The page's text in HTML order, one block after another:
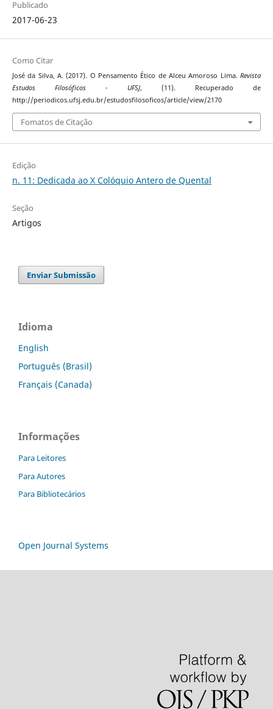
Publicado
2017-06-23
Como Citar
José da Silva, A. (2017). O Pensamento Ético de Alceu Amoroso Lima.Revista
Estudos Filosóficos - UFSJ, (11). Recuperado de
http://periodicos.ufsj.edu.br/estudosfilosoficos/article/view/2170
Fomatos de Citação
Edição
n. 11: Dedicada ao X Colóquio Antero de Quental
Seção
Artigos
Enviar Submissão
Idioma
English
Português (Brasil)
Français (Canada)
Informações
Para Leitores
Para Autores
Para Bibliotecários
Open Journal Systems